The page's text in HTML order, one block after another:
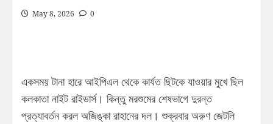
May 8, 2026 0
একসময় টানা হারে আইপিএল থেকে কার্যত ছিটকে যাওয়ার মুখে ছিল
কলকাতা নাইট রাইডার্স। কিন্তু মরশুমের শেষভাগে দুরন্ত
প্রত্যাবর্তন করল অজিঙ্কা রাহানের দল। শুক্রবার অরুণ জেটলি